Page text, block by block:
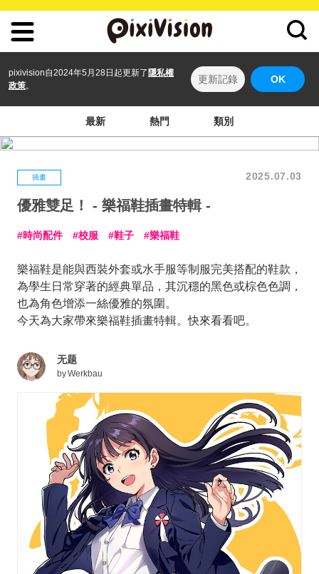
pixivision自2024年5月28日起更新了 隱私權
政策。
更新記錄 OK
最新 熱門 類別
插畫 2025.07.03
優雅雙足！ - 樂福鞋插畫特輯 -
時尚配件 校服 鞋子 樂福鞋
樂福鞋是能與西裝外套或水手服等制服完美搭配的鞋款，
為學生日常穿著的經典單品，其沉穩的黑色或棕色色調，
也為角色增添一絲優雅的氛圍。
今天為大家帶來樂福鞋插畫特輯。快來看看吧。
无题
byWerkbau